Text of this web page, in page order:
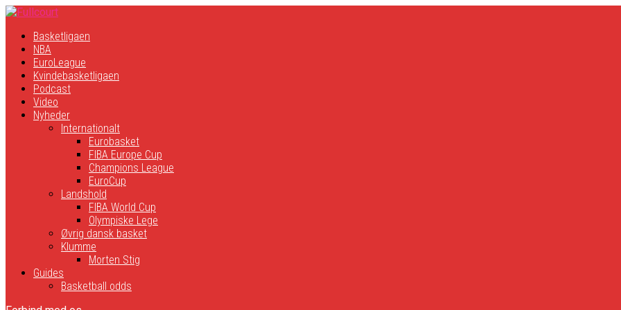
Basketligaen
NBA
EuroLeague
Kvindebasketligaen
Podcast
Video
Nyheder
Internationalt
Eurobasket
FIBA Europe Cup
Champions League
EuroCup
Landshold
FIBA World Cup
Olympiske Lege
Øvrig dansk basket
Klumme
Morten Stig
Guides
Basketball odds